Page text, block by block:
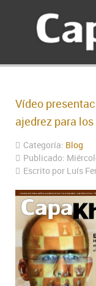
Vídeo
ajedrez para
Categoría: Blog
Publicado:
Escrito por Luís